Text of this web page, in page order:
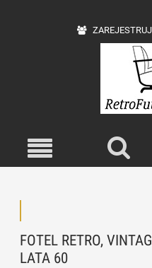
FOTEL RETRO,
LATA 60